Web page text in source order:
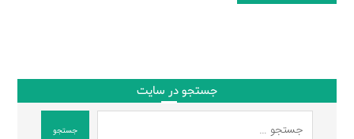
جستجو در سایت
جستجو